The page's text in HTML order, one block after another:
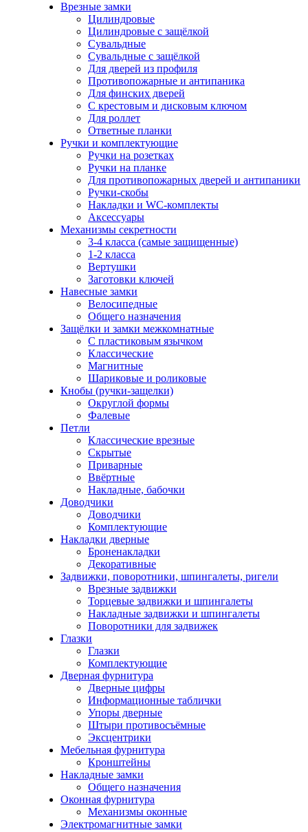
Врезные замки
Цилиндровые
Цилиндровые с защёлкой
Сувальдные
Сувальдные с защёлкой
Для дверей из профиля
Противопожарные и антипаника
Для финских дверей
С крестовым и дисковым ключом
Для роллет
Ответные планки
Ручки и комплектующие
Ручки на розетках
Ручки на планке
Для противопожарных дверей и антипаники
Ручки-скобы
Накладки и WC-комплекты
Аксессуары
Механизмы секретности
3-4 класса (самые защищенные)
1-2 класса
Вертушки
Заготовки ключей
Навесные замки
Велосипедные
Общего назначения
Защёлки и замки межкомнатные
С пластиковым язычком
Классические
Магнитные
Шариковые и роликовые
Кнобы (ручки-защелки)
Округлой формы
Фалевые
Петли
Классические врезные
Скрытые
Приварные
Ввёртные
Накладные, бабочки
Доводчики
Доводчики
Комплектующие
Накладки дверные
Броненакладки
Декоративные
Задвижки, поворотники, шпингалеты, ригели
Врезные задвижки
Торцевые задвижки и шпингалеты
Накладные задвижки и шпингалеты
Поворотники для задвижек
Глазки
Глазки
Комплектующие
Дверная фурнитура
Дверные цифры
Информационные таблички
Упоры дверные
Штыри противосъёмные
Эксцентрики
Мебельная фурнитура
Кронштейны
Накладные замки
Общего назначения
Оконная фурнитура
Механизмы оконные
Электромагнитные замки